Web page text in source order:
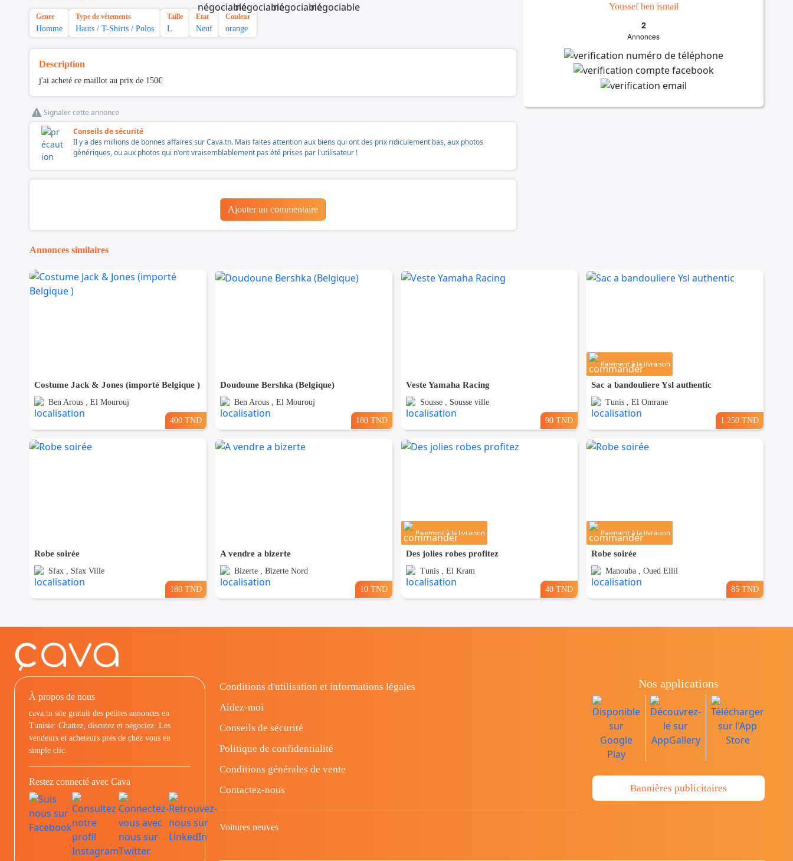
Genre
Homme
Type de vêtements
Hauts / T-Shirts / Polos
Taille
L
Etat
Neuf
Couleur
orange
Description
j'ai acheté ce maillot au prix de 150€
Signaler cette annonce
Conseils de sécurité
Il y a des millions de bonnes affaires sur Cava.tn. Mais faites attention aux biens qui ont des prix ridiculement bas, aux photos
génériques, ou aux photos qui n'ont vraisemblablement pas été prises par l'utilisateur !
Ajouter un commentaire
Youssef ben ismail
2
Annonces
Annonces similaires
Costume Jack & Jones (importé Belgique )
Ben Arous , El Mourouj
400 TND
Doudoune Bershka (Belgique)
Ben Arous , El Mourouj
180 TND
Veste Yamaha Racing
Sousse , Sousse ville
90 TND
Paiement à la livraison
Sac a bandouliere Ysl authentic
Tunis , El Omrane
1.250 TND
Robe soirée
Sfax , Sfax Ville
180 TND
A vendre a bizerte
Bizerte , Bizerte Nord
10 TND
Paiement à la livraison
Des jolies robes profitez
Tunis , El Kram
40 TND
Paiement à la livraison
Robe soirée
Manouba , Oued Ellil
85 TND
À propos de nous
cava.tn site gratuit des petites annonces en
Tunisie: Chattez, discutez et négociez. Les
vendeurs et acheteurs prés de chez vous en
simple clic.
Restez connecté avec Cava
Conditions d'utilisation et informations légales
Aidez-moi
Conseils de sécurité
Politique de confidentialité
Conditions générales de vente
Contactez-nous
Voitures neuves
Nos applications
Bannières publicitaires